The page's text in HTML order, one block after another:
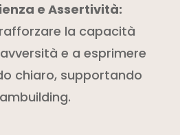
e Assertività:
la capacità
e a esprimere
chiaro, supportando